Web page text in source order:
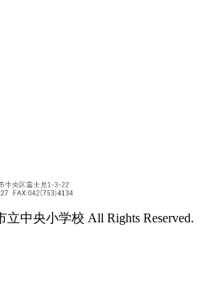
中央小学校 All Rights Reserved.